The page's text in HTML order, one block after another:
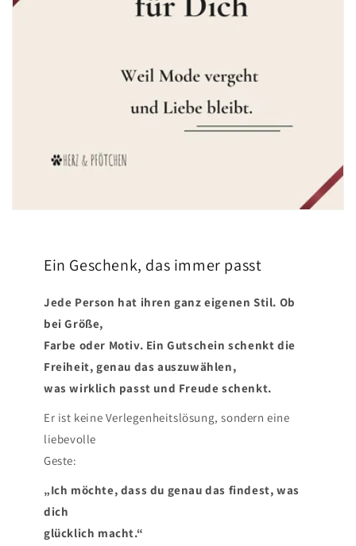
Ein Geschenk, das immer passt
Jede Person hat ihren ganz eigenen Stil. Ob
bei Größe,
Farbe oder Motiv. Ein Gutschein schenkt die
Freiheit, genau das auszuwählen,
was wirklich passt und Freude schenkt.
Er ist keine Verlegenheitslösung, sondern eine
liebevolle
Geste:
„Ich möchte, dass du genau das findest, was
dich
glücklich macht.“